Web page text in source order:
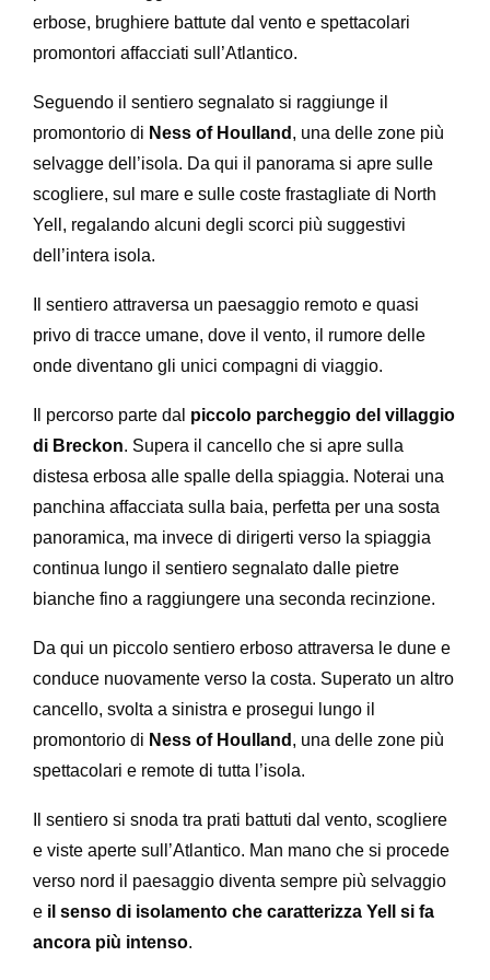
erbose, brughiere battute dal vento e spettacolari
promontori affacciati sull’Atlantico.
Seguendo il sentiero segnalato si raggiunge il
promontorio di Ness of Houlland , una delle zone più
selvagge dell’isola. Da qui il panorama si apre sulle
scogliere, sul mare e sulle coste frastagliate di North
Yell, regalando alcuni degli scorci più suggestivi
dell’intera isola.
Il sentiero attraversa un paesaggio remoto e quasi
privo di tracce umane, dove il vento, il rumore delle
onde diventano gli unici compagni di viaggio.
Il percorso parte dal piccolo parcheggio del villaggio
di Breckon. Supera il cancello che si apre sulla
distesa erbosa alle spalle della spiaggia. Noterai una
panchina affacciata sulla baia, perfetta per una sosta
panoramica, ma invece di dirigerti verso la spiaggia
continua lungo il sentiero segnalato dalle pietre
bianche fino a raggiungere una seconda recinzione.
Da qui un piccolo sentiero erboso attraversa le dune e
conduce nuovamente verso la costa. Superato un altro
cancello, svolta a sinistra e prosegui lungo il
promontorio di Ness of Houlland , una delle zone più
spettacolari e remote di tutta l’isola.
Il sentiero si snoda tra prati battuti dal vento, scogliere
e viste aperte sull’Atlantico. Man mano che si procede
verso nord il paesaggio diventa sempre più selvaggio
e il senso di isolamento che caratterizza Yell si fa
ancora più intenso.